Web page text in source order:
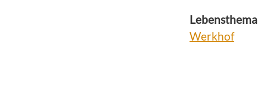
Lebensthema
Werkhof